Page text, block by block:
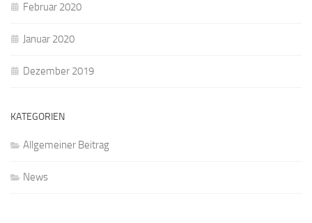
Februar 2020
Januar 2020
Dezember 2019
KATEGORIEN
Allgemeiner Beitrag
News